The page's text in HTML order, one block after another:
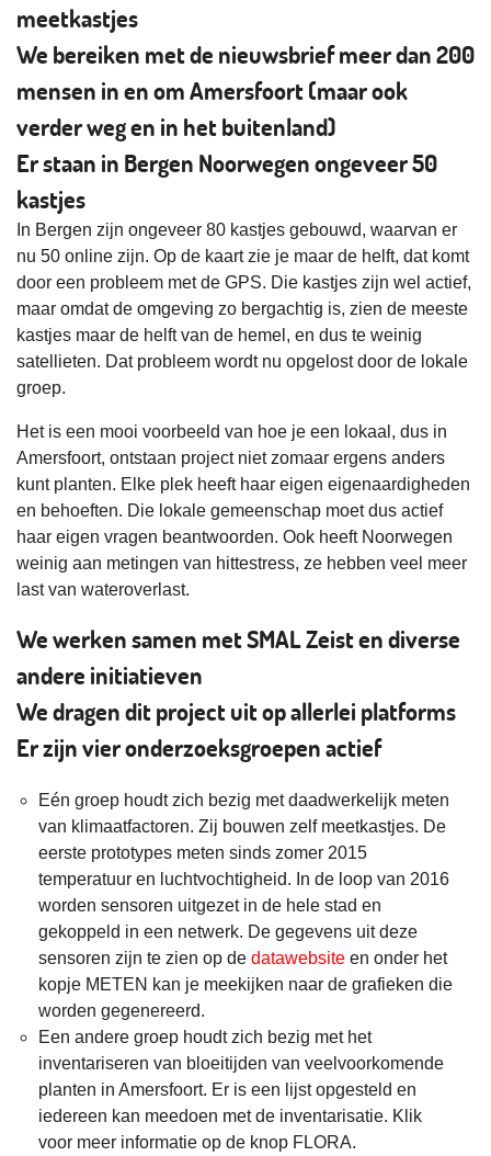
meetkastjes
We bereiken met de nieuwsbrief meer dan 200
mensen in en om Amersfoort (maar ook
verder weg en in het buitenland)
Er staan in Bergen Noorwegen ongeveer 50
kastjes
In Bergen zijn ongeveer 80 kastjes gebouwd, waarvan er
nu 50 online zijn. Op de kaart zie je maar de helft, dat komt
door een probleem met de GPS. Die kastjes zijn wel actief,
maar omdat de omgeving zo bergachtig is, zien de meeste
kastjes maar de helft van de hemel, en dus te weinig
satellieten. Dat probleem wordt nu opgelost door de lokale
groep.
Het is een mooi voorbeeld van hoe je een lokaal, dus in
Amersfoort, ontstaan project niet zomaar ergens anders
kunt planten. Elke plek heeft haar eigen eigenaardigheden
en behoeften. Die lokale gemeenschap moet dus actief
haar eigen vragen beantwoorden. Ook heeft Noorwegen
weinig aan metingen van hittestress, ze hebben veel meer
last van wateroverlast.
We werken samen met SMAL Zeist en diverse
andere initiatieven
We dragen dit project uit op allerlei platforms
Er zijn vier onderzoeksgroepen actief
Eén groep houdt zich bezig met daadwerkelijk meten
van klimaatfactoren. Zij bouwen zelf meetkastjes. De
eerste prototypes meten sinds zomer 2015
temperatuur en luchtvochtigheid. In de loop van 2016
worden sensoren uitgezet in de hele stad en
gekoppeld in een netwerk. De gegevens uit deze
sensoren zijn te zien op de datawebsite en onder het
kopje METEN kan je meekijken naar de grafieken die
worden gegenereerd.
Een andere groep houdt zich bezig met het
inventariseren van bloeitijden van veelvoorkomende
planten in Amersfoort. Er is een lijst opgesteld en
iedereen kan meedoen met de inventarisatie. Klik
voor meer informatie op de knop FLORA.